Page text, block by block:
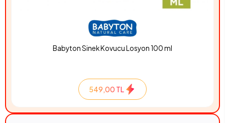
Babyton Sinek Kovucu Losyon 100 ml
549,00 TL